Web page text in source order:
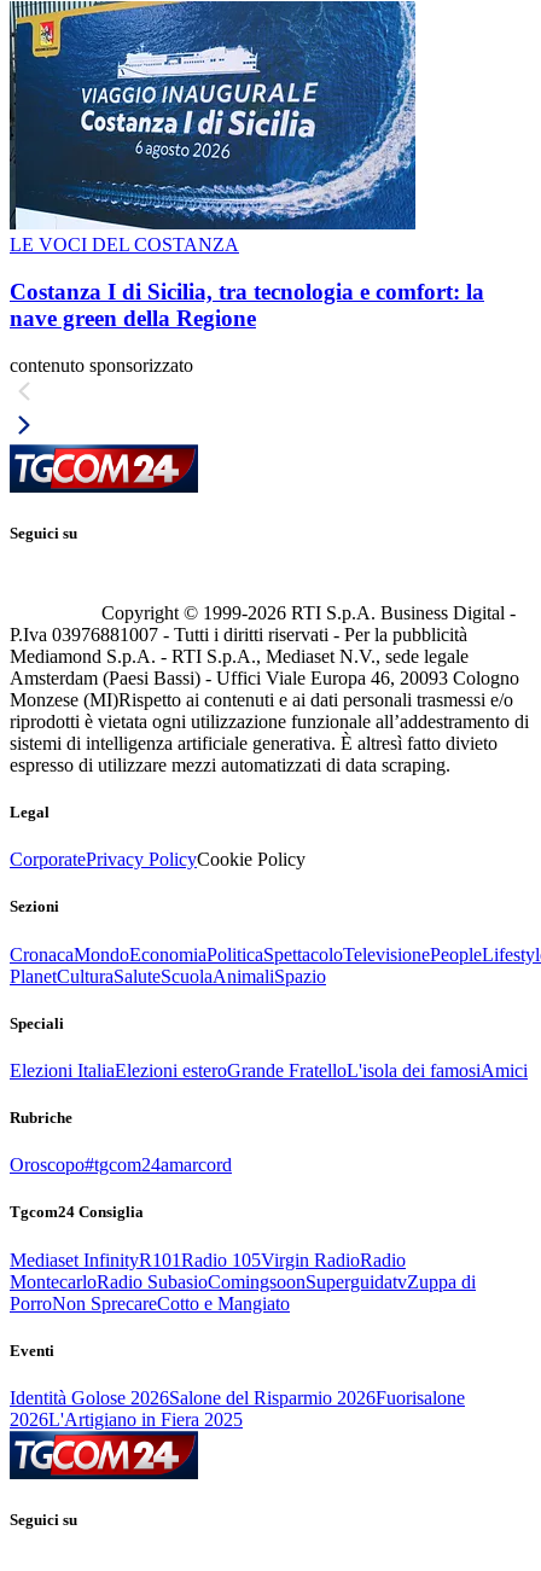
LE VOCI DEL COSTANZA
Costanza I di Sicilia, tra tecnologia e comfort: la
nave green della Regione
contenuto sponsorizzato
Seguici su
Copyright © 1999-2026 RTI S.p.A. Business Digital -
P.Iva 03976881007 - Tutti i diritti riservati - Per la pubblicità
Mediamond S.p.A. - RTI S.p.A., Mediaset N.V., sede legale
Amsterdam (Paesi Bassi) - Uffici Viale Europa 46, 20093 Cologno
Monzese (MI)Rispetto ai contenuti e ai dati personali trasmessi e/o
riprodotti è vietata ogni utilizzazione funzionale all’addestramento di
sistemi di intelligenza artificiale generativa. È altresì fatto divieto
espresso di utilizzare mezzi automatizzati di data scraping.
Legal
CorporatePrivacy PolicyCookie Policy
Sezioni
CronacaMondoEconomiaPoliticaSpettacoloTelevisionePeople
PlanetCulturaSaluteScuolaAnimaliSpazio
Speciali
Elezioni ItaliaElezioni esteroGrande FratelloL'isola dei famosiAmici
Rubriche
Oroscopo#tgcom24amarcord
Tgcom24 Consiglia
Mediaset InfinityR101Radio 105Virgin RadioRadio
MontecarloRadio SubasioComingsoonSuperguidatvZuppa di
PorroNon SprecareCotto e Mangiato
Eventi
Identità Golose 2026Salone del Risparmio 2026Fuorisalone
2026L'Artigiano in Fiera 2025
Seguici su